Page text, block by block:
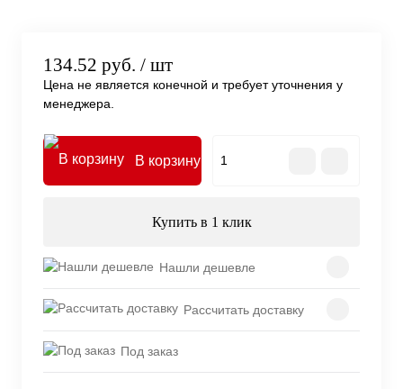
134.52 руб. / шт
Цена не является конечной и требует уточнения у
менеджера.
В корзину
Купить в 1 клик
Нашли дешевле
Рассчитать доставку
Под заказ